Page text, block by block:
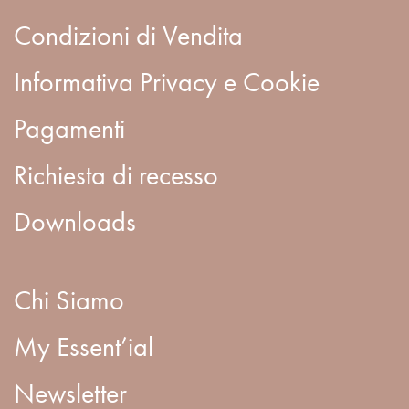
Condizioni di Vendita
Informativa Privacy e Cookie
Pagamenti
Richiesta di recesso
Downloads
Chi Siamo
My Essent’ial
Newsletter